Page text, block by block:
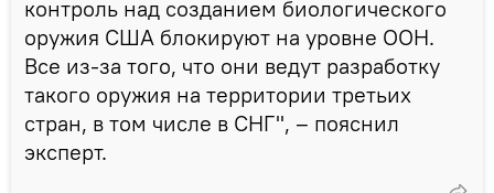
контроль над созданием биологического
оружия США блокируют на уровне ООН.
Все из-за того, что они ведут разработку
такого оружия на территории третьих
стран, в том числе в СНГ", – пояснил
эксперт.